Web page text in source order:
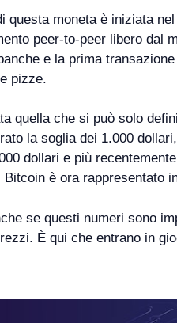
questa moneta è iniziata
peer-to-peer libero dal
e la prima
pizze.
quella che si può solo
la soglia dei 1.000
dollari e più
Bitcoin è ora rappresentato
se questi numeri sono
È qui che entrano in